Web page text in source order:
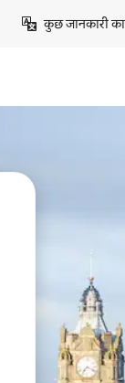
कुछ जानकारी